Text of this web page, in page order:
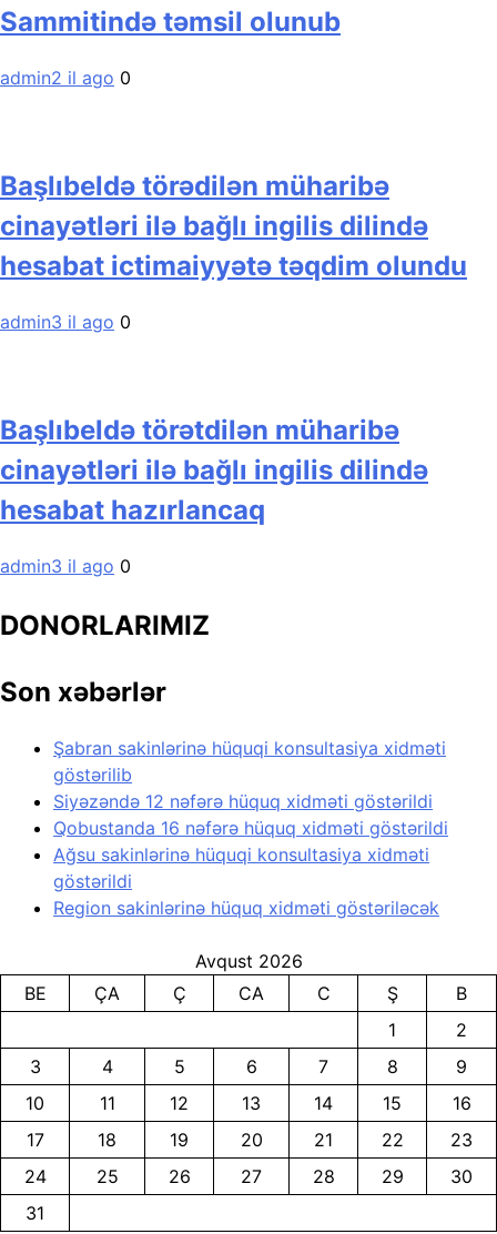
Sammitində təmsil olunub
admin2 il ago 0
Başlıbeldə törədilən müharibə
cinayətləri ilə bağlı ingilis dilində
hesabat ictimaiyyətə təqdim olundu
admin3 il ago 0
Başlıbeldə törətdilən müharibə
cinayətləri ilə bağlı ingilis dilində
hesabat hazırlancaq
admin3 il ago 0
DONORLARIMIZ
Son xəbərlər
Şabran sakinlərinə hüquqi konsultasiya xidməti
göstərilib
Siyəzəndə 12 nəfərə hüquq xidməti göstərildi
Qobustanda 16 nəfərə hüquq xidməti göstərildi
Ağsu sakinlərinə hüquqi konsultasiya xidməti
göstərildi
Region sakinlərinə hüquq xidməti göstəriləcək
Avqust 2026
BE
ÇA Ç CA C Ş
B
1
2
3
4 5 6 7 8
9
10
11 12 13 14 15
16
17
18 19 20 21 22
23
24
25 26 27 28 29
30
31